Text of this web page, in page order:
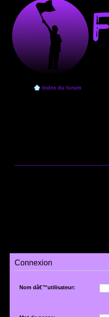
Index du forum
Connexion
Nom dâ€™utilisateur: